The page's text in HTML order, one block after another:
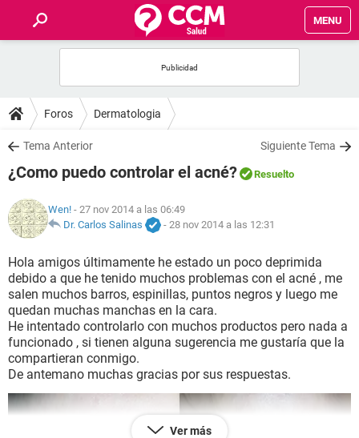
MENU
FOROS
SALUD
FAMILIA
NUTRICIÓN
BIENESTAR
SEXUALIDAD
GLOSARIO
Foros Dermatologia
Tema Anterior Siguiente Tema
¿Como puedo controlar el acné? Resuelto
Wen! - 27 nov 2014 a las 06:49
Dr. Carlos Salinas
- 28 nov 2014 a las 12:31
Hola amigos últimamente he estado un poco deprimida
debido a que he tenido muchos problemas con el acné , me
salen muchos barros, espinillas, puntos negros y luego me
quedan muchas manchas en la cara.
He intentado controlarlo con muchos productos pero nada a
funcionado , si tienen alguna sugerencia me gustaría que la
compartieran conmigo.
De antemano muchas gracias por sus respuestas.
Ver más